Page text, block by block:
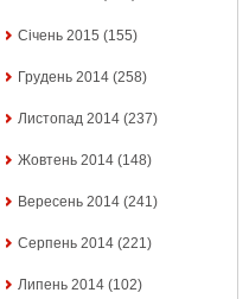
Січень 2015 (155)
Грудень 2014 (258)
Листопад 2014 (237)
Жовтень 2014 (148)
Вересень 2014 (241)
Серпень 2014 (221)
Липень 2014 (102)